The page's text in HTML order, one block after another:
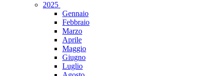
2025
Gennaio
Febbraio
Marzo
Aprile
Maggio
Giugno
Luglio